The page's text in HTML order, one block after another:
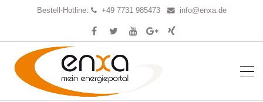
Bestell-Hotline: +49 7731 985473 info@enxa.de